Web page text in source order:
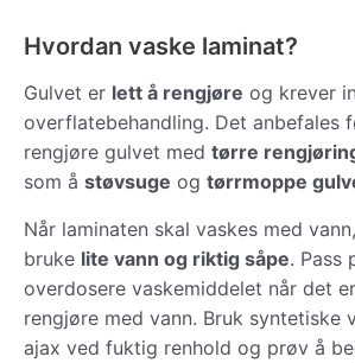
Hvordan vaske laminat?
Gulvet er lett å rengjøre og krever
overflatebehandling. Det anbefales
rengjøre gulvet med tørre
som å støvsuge og tørrmoppe
Når laminaten skal vaskes med
bruke lite vann og riktig såpe. Pass
overdosere vaskemiddelet når det
rengjøre med vann. Bruk syntetiske
ajax ved fuktig renhold og prøv å